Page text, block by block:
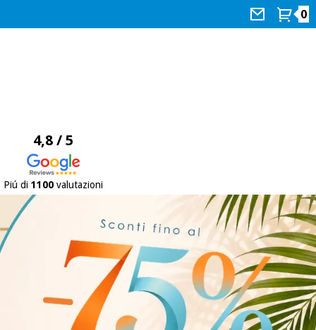
0
4,8 / 5
Piú di 1100valutazioni